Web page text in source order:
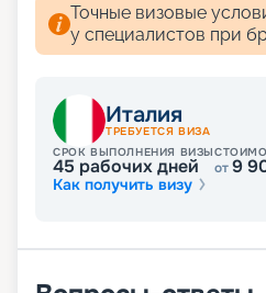
Точные визовые
у специалистов при
Италия
ТРЕБУЕТСЯ ВИЗА
СРОК ВЫПОЛНЕНИЯ ВИЗЫ
45 рабочих дней от9
Как получить визу